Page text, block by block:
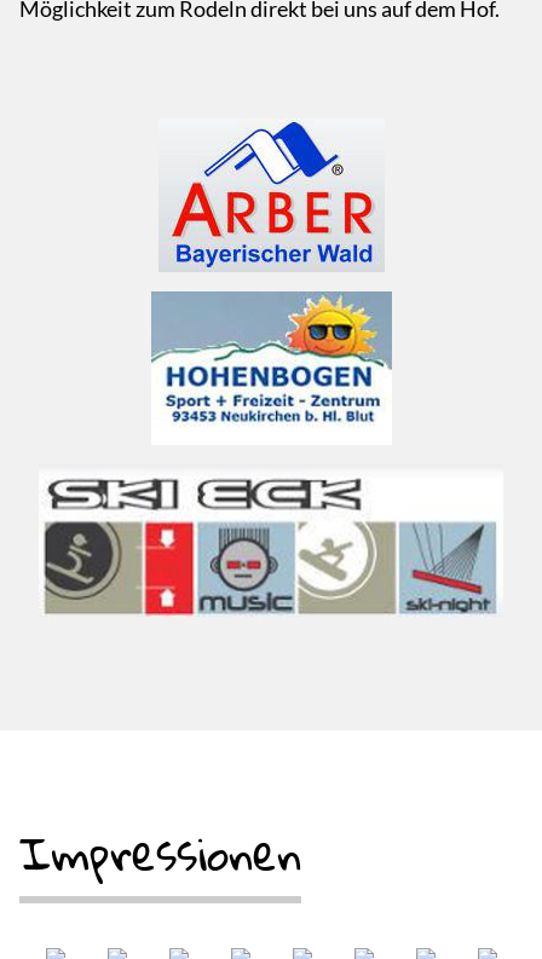
Möglichkeit zum Rodeln direkt bei uns auf dem Hof.
Impressionen